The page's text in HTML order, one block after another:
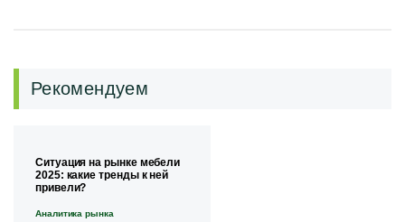
Рекомендуем
Ситуация на рынке мебели
2025: какие тренды к ней
привели?
Аналитика рынка